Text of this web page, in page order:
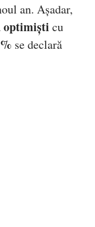
an. Așadar,
optimiști cu
se declară